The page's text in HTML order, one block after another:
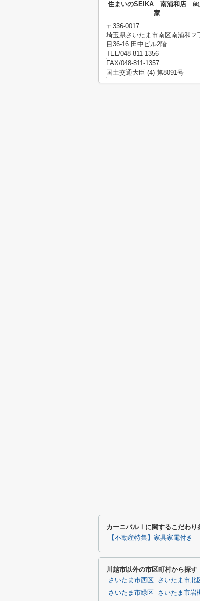
住まいのSEIKA 南浦和店 ㈱
家
〒336-0017
埼玉県さいたま市南区南浦和２
目36-16 田中ビル2階
TEL/048-811-1356
FAX/048-811-1357
国土交通大臣 (4) 第8091号
カーニバルⅠに関するこだわり
【不動産特集】家具家電付き
川越市以外の市区町村から探す
さいたま市西区 さいたま市北
さいたま市緑区
さいたま市岩